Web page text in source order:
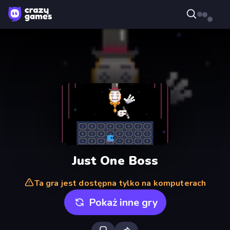
Just One Boss
Ta gra jest dostępna tylko na komputerach
Pokaż inne gry